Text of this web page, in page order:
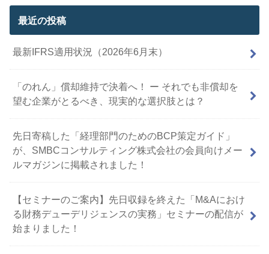
最近の投稿
最新IFRS適用状況（2026年6月末）
「のれん」償却維持で決着へ！ ー それでも非償却を
望む企業がとるべき、現実的な選択肢とは？
先日寄稿した「経理部門のためのBCP策定ガイド」
が、SMBCコンサルティング株式会社の会員向けメー
ルマガジンに掲載されました！
【セミナーのご案内】先日収録を終えた「M&Aにおけ
る財務デューデリジェンスの実務」セミナーの配信が
始まりました！